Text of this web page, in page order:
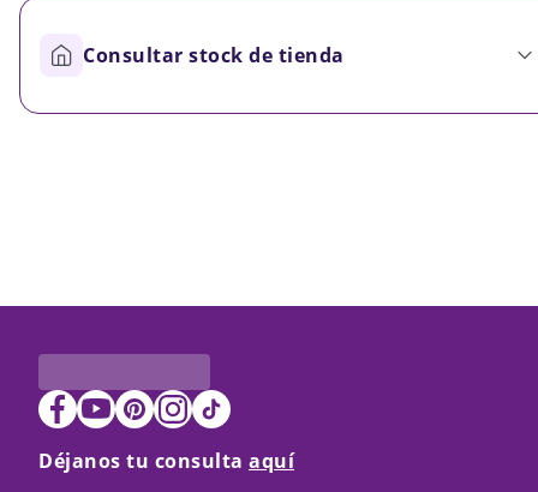
Consultar stock de tienda
Déjanos tu consulta aquí